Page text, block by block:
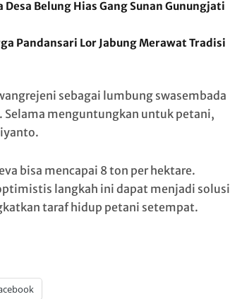
Desa Belung Hias Gang Sunan Gunungjati
Pandansari Lor Jabung Merawat Tradisi
sebagai lumbung swasembada
Selama menguntungkan untuk petani,
bisa mencapai 8 ton per hektare.
langkah ini dapat menjadi solusi
taraf hidup petani setempat.